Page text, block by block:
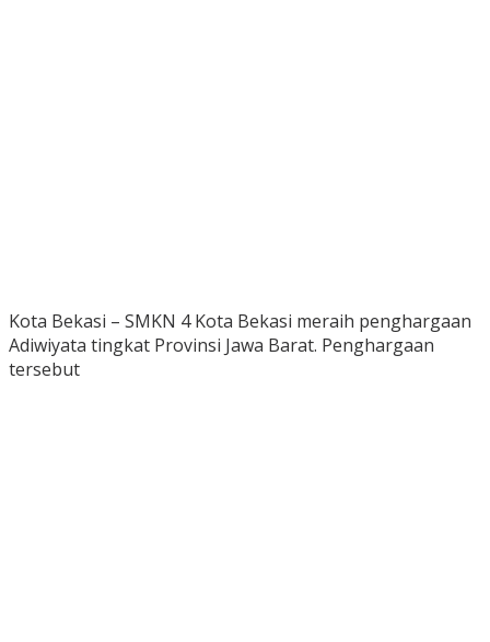
Kota Bekasi – SMKN 4 Kota Bekasi meraih penghargaan
Adiwiyata tingkat Provinsi Jawa Barat. Penghargaan
tersebut